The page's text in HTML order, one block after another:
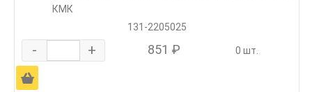
КМК
131-2205025
- + 851 ₽ 0 шт.
Ä